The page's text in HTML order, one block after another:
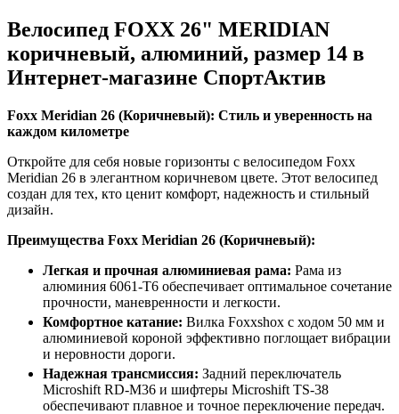
Велосипед FOXX 26" MERIDIAN
коричневый, алюминий, размер 14 в
Интернет-магазине СпортАктив
Foxx Meridian 26 (Коричневый): Стиль и уверенность на
каждом километре
Откройте для себя новые горизонты с велосипедом Foxx
Meridian 26 в элегантном коричневом цвете. Этот велосипед
создан для тех, кто ценит комфорт, надежность и стильный
дизайн.
Преимущества Foxx Meridian 26 (Коричневый):
Легкая и прочная алюминиевая рама: Рама из
алюминия 6061-T6 обеспечивает оптимальное сочетание
прочности, маневренности и легкости.
Комфортное катание: Вилка Foxxshox с ходом 50 мм и
алюминиевой короной эффективно поглощает вибрации
и неровности дороги.
Надежная трансмиссия: Задний переключатель
Microshift RD-M36 и шифтеры Microshift TS-38
обеспечивают плавное и точное переключение передач.